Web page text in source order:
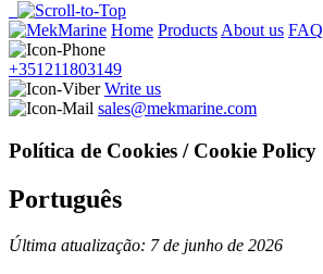
Home ProductsAbout us FAQ
+351211803149
Write us
sales@mekmarine.com
Política de Cookies / Cookie Policy
Português
Última atualização: 7 de junho de 2026